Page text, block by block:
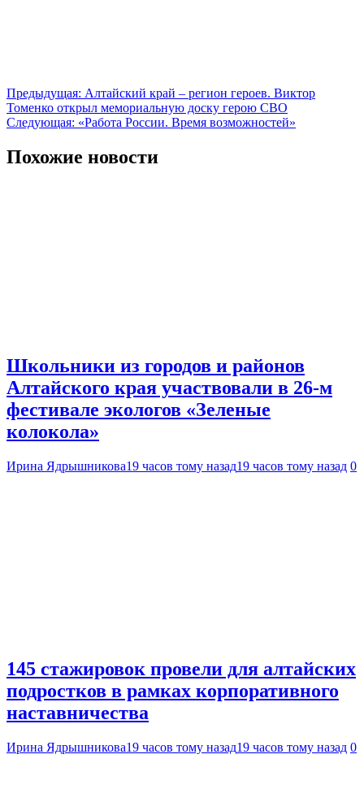
Навигация
по
Предыдущая: Алтайский край – регион героев. Виктор
Томенко открыл мемориальную доску герою СВО
Следующая: «Работа России. Время возможностей»
Похожие новости
Школьники из городов и районов
Алтайского края участвовали в 26-м
фестивале экологов «Зеленые
колокола»
Ирина Ядрышникова19 часов тому назад19 часов тому назад 0
145 стажировок провели для алтайских
подростков в рамках корпоративного
наставничества
Ирина Ядрышникова19 часов тому назад19 часов тому назад 0